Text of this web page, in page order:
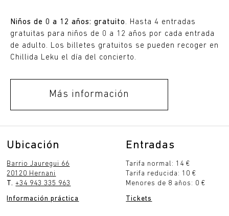
Niños de 0 a 12 años: gratuito . Hasta 4 entradas
gratuitas para niños de 0 a 12 años por cada entrada
de adulto. Los billetes gratuitos se pueden recoger en
Chillida Leku el día del concierto.
Más información
Ubicación
Barrio Jauregui 66
20120 Hernani
T.+34 943 335 963
Información práctica
Entradas
Tarifa normal: 14 €
Tarifa reducida: 10 €
Menores de 8 años: 0 €
Tickets